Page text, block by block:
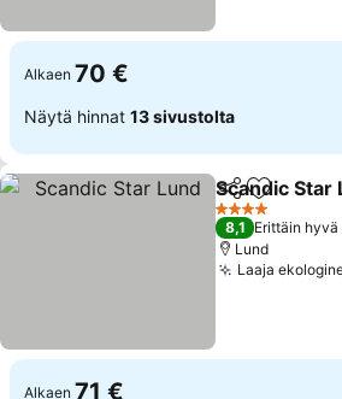
Alkaen 70 €
Näytä hinnat 13 sivustolta
Jaa Lisää
Scandic Star
4 Tähtiluokitus
8,1 Erittäin hyvä
Lund
Laaja
Alkaen 71 €